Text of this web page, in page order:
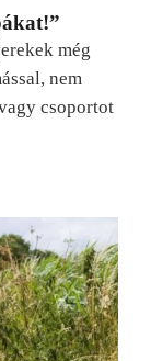
még
nem
csoportot